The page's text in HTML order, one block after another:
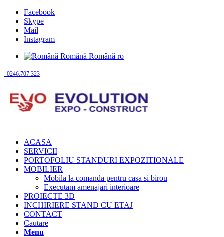
Facebook
Skype
Mail
Instagram
Română Română ro
0246.707.323
ACASA
SERVICII
PORTOFOLIU STANDURI EXPOZITIONALE
MOBILIER
Mobila la comanda pentru casa si birou
Executam amenajari interioare
PROIECTE 3D
INCHIRIERE STAND CU ETAJ
CONTACT
Cautare
Menu